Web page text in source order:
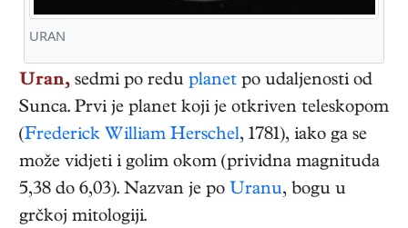
URAN
Uran, sedmi po redu planet po udaljenosti od
Sunca. Prvi je planet koji je otkriven teleskopom
(Frederick William Herschel, 1781), iako ga se
može vidjeti i golim okom (prividna magnituda
5,38 do 6,03). Nazvan je po Uranu, bogu u
grčkoj mitologiji.